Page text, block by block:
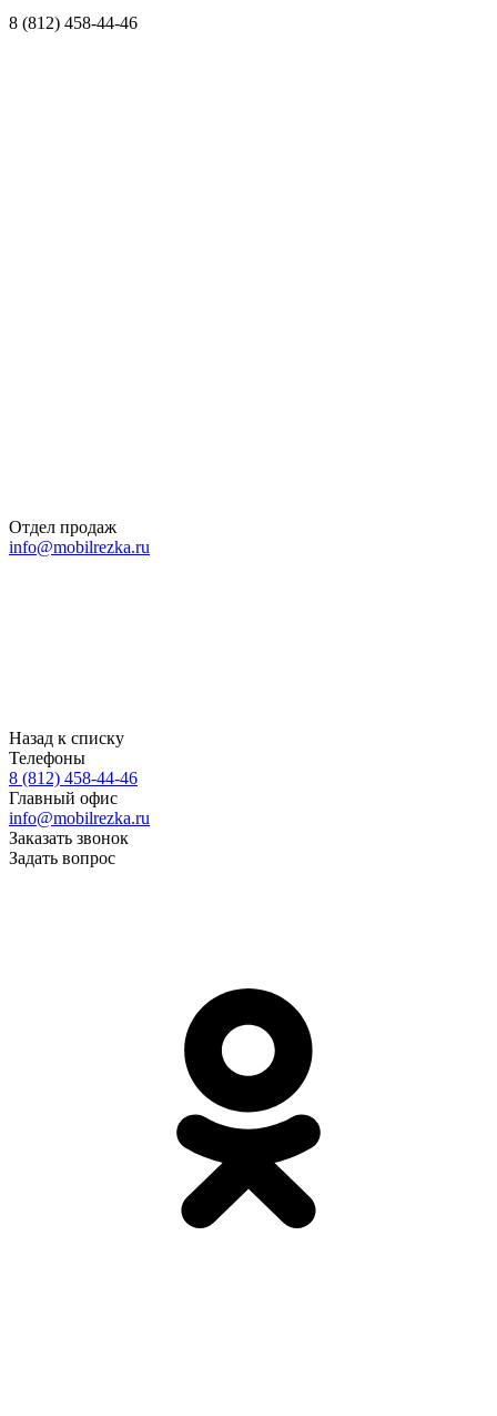
8 (812) 458-44-46
Отдел продаж
info@mobilrezka.ru
Назад к списку
Телефоны
8 (812) 458-44-46
Главный офис
info@mobilrezka.ru
Заказать звонок
Задать вопрос